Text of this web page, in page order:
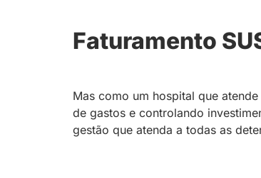
Faturamento
Mas como um hospital que
de gastos e controlando
gestão que atenda a todas as